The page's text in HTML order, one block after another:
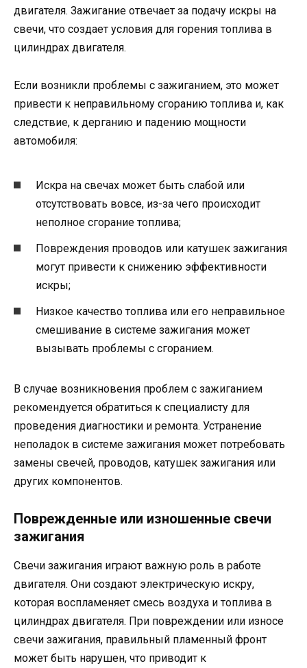
двигателя. Зажигание отвечает за подачу искры на
свечи, что создает условия для горения топлива в
цилиндрах двигателя.
Если возникли проблемы с зажиганием, это может
привести к неправильному сгоранию топлива и, как
следствие, к дерганию и падению мощности
автомобиля:
Искра на свечах может быть слабой или
отсутствовать вовсе, из-за чего происходит
неполное сгорание топлива;
Повреждения проводов или катушек зажигания
могут привести к снижению эффективности
искры;
Низкое качество топлива или его неправильное
смешивание в системе зажигания может
вызывать проблемы с сгоранием.
В случае возникновения проблем с зажиганием
рекомендуется обратиться к специалисту для
проведения диагностики и ремонта. Устранение
неполадок в системе зажигания может потребовать
замены свечей, проводов, катушек зажигания или
других компонентов.
Поврежденные или изношенные свечи
зажигания
Свечи зажигания играют важную роль в работе
двигателя. Они создают электрическую искру,
которая воспламеняет смесь воздуха и топлива в
цилиндрах двигателя. При повреждении или износе
свечи зажигания, правильный пламенный фронт
может быть нарушен, что приводит к